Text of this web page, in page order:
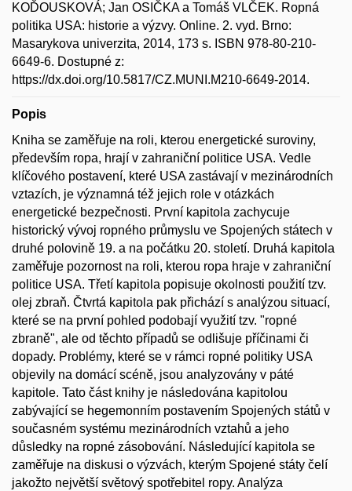
KOĎOUSKOVÁ; Jan OSIČKA a Tomáš VLČEK. Ropná
politika USA: historie a výzvy. Online. 2. vyd. Brno:
Masarykova univerzita, 2014, 173 s. ISBN 978-80-210-
6649-6. Dostupné z:
https://dx.doi.org/10.5817/CZ.MUNI.M210-6649-2014.
Popis
Kniha se zaměřuje na roli, kterou energetické suroviny,
především ropa, hrají v zahraniční politice USA. Vedle
klíčového postavení, které USA zastávají v mezinárodních
vztazích, je významná též jejich role v otázkách
energetické bezpečnosti. První kapitola zachycuje
historický vývoj ropného průmyslu ve Spojených státech v
druhé polovině 19. a na počátku 20. století. Druhá kapitola
zaměřuje pozornost na roli, kterou ropa hraje v zahraniční
politice USA. Třetí kapitola popisuje okolnosti použití tzv.
olej zbraň. Čtvrtá kapitola pak přichází s analýzou situací,
které se na první pohled podobají využití tzv. "ropné
zbraně", ale od těchto případů se odlišuje příčinami či
dopady. Problémy, které se v rámci ropné politiky USA
objevily na domácí scéně, jsou analyzovány v páté
kapitole. Tato část knihy je následována kapitolou
zabývající se hegemonním postavením Spojených států v
současném systému mezinárodních vztahů a jeho
důsledky na ropné zásobování. Následující kapitola se
zaměřuje na diskusi o výzvách, kterým Spojené státy čelí
jakožto největší světový spotřebitel ropy. Analýza